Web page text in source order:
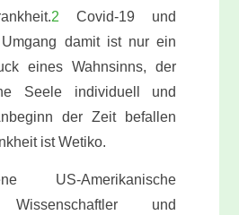
2 Covid-19 und
damit ist nur ein
eines Wahnsinns, der
Seele individuell und
der Zeit befallen
ist Wetiko.
US-Amerikanische
Wissenschaftler und